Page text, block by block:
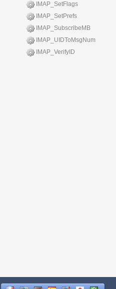
IMAP_SetFlags
IMAP_SetPrefs
IMAP_SubscribeMB
IMAP_UIDToMsgNum
IMAP_VerifyID